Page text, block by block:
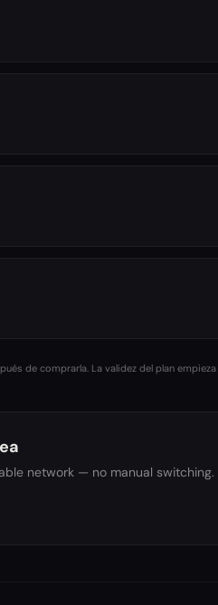
de comprarla. La validez del plan
network — no manual switching.